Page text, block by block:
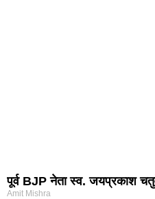
पूर्व BJP नेता स्व. जयप्रकाश
Amit Mishra